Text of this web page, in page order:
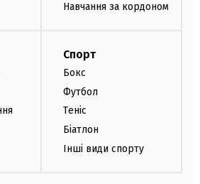
Навчання за кордоном
Спорт
Бокс
Футбол
Теніс
Біатлон
Інші види спорту